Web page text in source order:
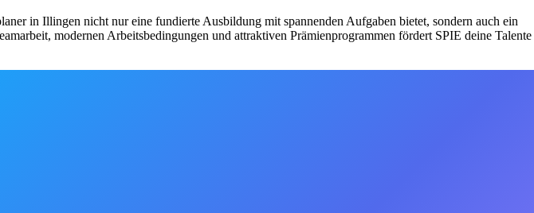
in Illingen nicht nur eine fundierte Ausbildung mit spannenden Aufgaben bietet, sondern auch ein
modernen Arbeitsbedingungen und attraktiven Prämienprogrammen fördert SPIE deine Talente